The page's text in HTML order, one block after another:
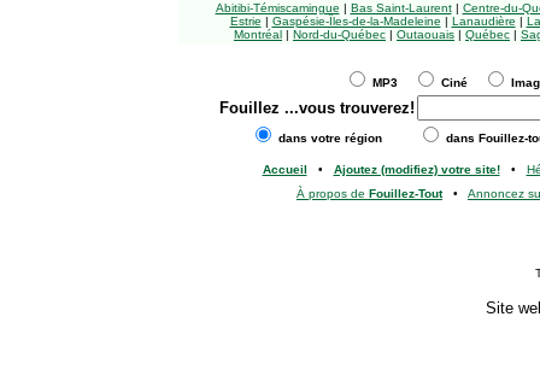
Abitibi-Témiscamingue | Bas Saint-Laurent| Centre-du-
Estrie | Gaspésie-Îles-de-la-Madeleine | Lanaudière |
Montréal | Nord-du-Québec | Outaouais | Québec |
MP3 Ciné
Fouillez ...vous trouverez!
dans votre région dans Fouillez-
Accueil • Ajoutez (modifiez) votre site!•
À propos de Fouillez-Tout• Annoncez
Site